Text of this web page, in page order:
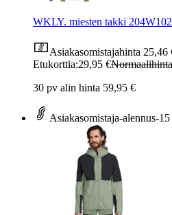
WKLY. miesten takki
Asiakasomistajahinta 25,46
Etukorttia:29,95 €Normaalihinta
30 pv alin hinta 59,95 €
Asiakasomistaja-alennus-15